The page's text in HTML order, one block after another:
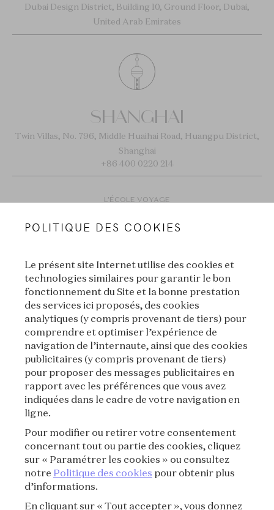
Dubai Design District, Building 10, Ground Floor, Dubai,
United Arab Emirates
SHANGHAI
Twin Villas, No. 796, Middle Huaihai Road, Huangpu District,
Shanghai
+86 400 0220 214
L’ÉCOLE VOYAGE
Tokyo Séoul
INSCRIVEZ-VOUS À NOTRE
NEWSLETTER
S'INSCRIRE
POLITIQUE DES COOKIES
Le présent site Internet utilise des cookies et
technologies similaires pour garantir le bon
fonctionnement du Site et la bonne prestation
des services ici proposés, des cookies
analytiques (y compris provenant de tiers) pour
comprendre et optimiser l’expérience de
navigation de l’internaute, ainsi que des cookies
publicitaires (y compris provenant de tiers)
pour proposer des messages publicitaires en
rapport avec les préférences que vous avez
indiquées dans le cadre de votre navigation en
ligne.
Pour modifier ou retirer votre consentement
concernant tout ou partie des cookies, cliquez
sur « Paramétrer les cookies » ou consultez
notre Politique des cookies pour obtenir plus
d’informations.
En cliquant sur « Tout accepter », vous donnez